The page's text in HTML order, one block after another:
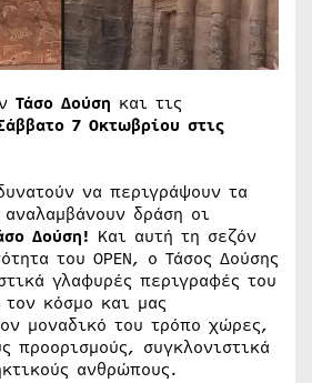
Τάσο Δούση και τις
7 Οκτωβρίου στις
να περιγράψουν τα
δράση οι
Δούση! Και αυτή τη σεζόν
του OPEN, ο Τάσος Δούσης
γλαφυρές περιγραφές του
κόσμο και μας
μοναδικό του τρόπο χώρες,
προορισμούς, συγκλονιστικά
ανθρώπους.